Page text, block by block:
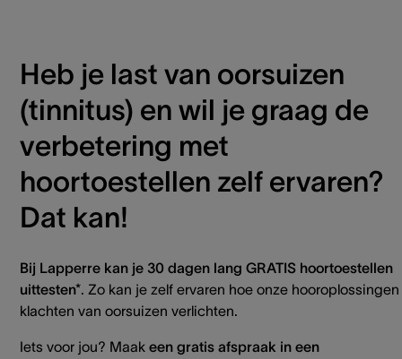
Heb je last van oorsuizen
(tinnitus) en wil je graag de
verbetering met
hoortoestellen zelf ervaren?
Dat kan!
Bij Lapperre kan je 30 dagen lang GRATIS hoortoestellen
uittesten*. Zo kan je zelf ervaren hoe onze
klachten van oorsuizen verlichten.
Iets voor jou? Maak een gratis afspraak in een